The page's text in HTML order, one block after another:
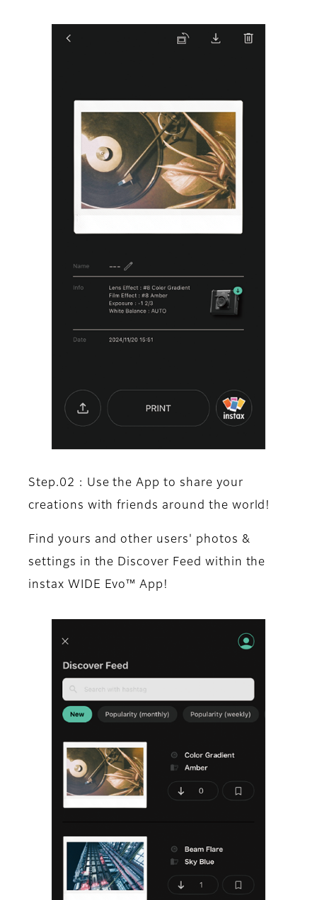
Step.02 : Use the App to share your
creations with friends around the world!
Find yours and other users' photos &
settings in the Discover Feed within the
instax WIDE Evo™ App!